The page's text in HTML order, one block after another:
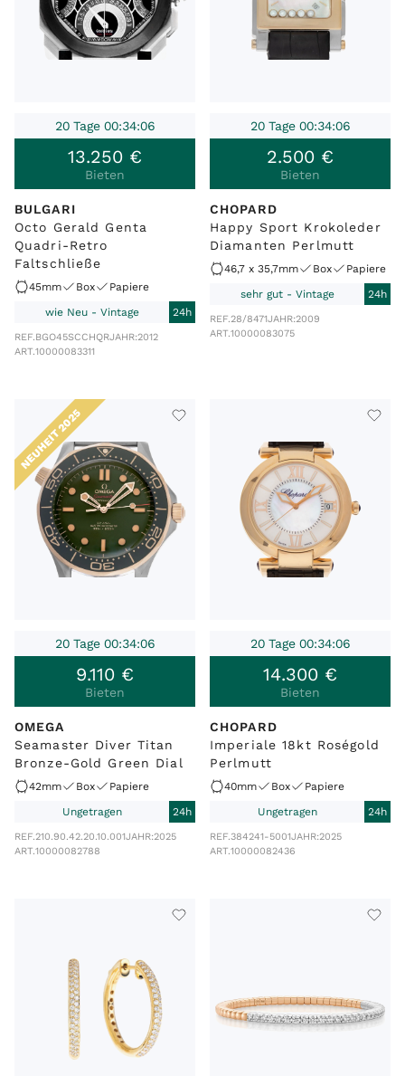
20 Tage 00:34:06
13.250 €
Bieten
BULGARI
Octo Gerald Genta
Quadri-Retro
Faltschließe
45mm Box
Papiere
wie Neu - Vintage
24h
REF.BGO45SCCHQRJAHR:2012
ART.10000083311
20 Tage 00:34:06
2.500 €
Bieten
CHOPARD
Happy Sport Krokoleder
Diamanten Perlmutt
46,7 x 35,7mm Box
Papiere
sehr gut - Vintage
24h
REF.28/8471JAHR:2009
ART.10000083075
NEUHEIT 2025
20 Tage 00:34:06
9.110 €
Bieten
OMEGA
Seamaster Diver Titan
Bronze-Gold Green Dial
42mm Box
Papiere
Ungetragen
24h
REF.210.90.42.20.10.001JAHR:2025
ART.10000082788
20 Tage 00:34:06
14.300 €
Bieten
CHOPARD
Imperiale 18kt Roségold
Perlmutt
40mm Box
Papiere
Ungetragen
24h
REF.384241-5001JAHR:2025
ART.10000082436